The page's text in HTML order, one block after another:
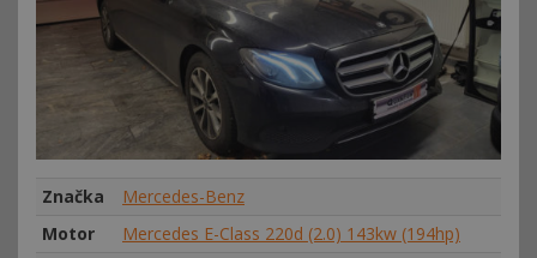
Značka
Mercedes-Benz
Motor
Mercedes E-Class 220d (2.0) 143kw (194hp)